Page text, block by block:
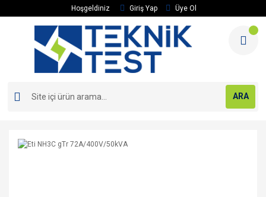
Hoşgeldiniz Giriş Yap Üye Ol
ARA